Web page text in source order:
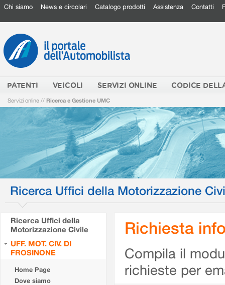
Chi siamo News e circolari Catalogo prodotti Assistenza Contatti
PATENTI VEICOLI SERVIZI ONLINE CODICE
Servizi online // Ricerca e Gestione UMC
Ricerca Uffici della Motorizzazione
Ricerca Uffici della
Motorizzazione Civile
UFF. MOT. CIV. DI
FROSINONE
Home Page
Dove siamo
Richiesta
Compila il
richieste per